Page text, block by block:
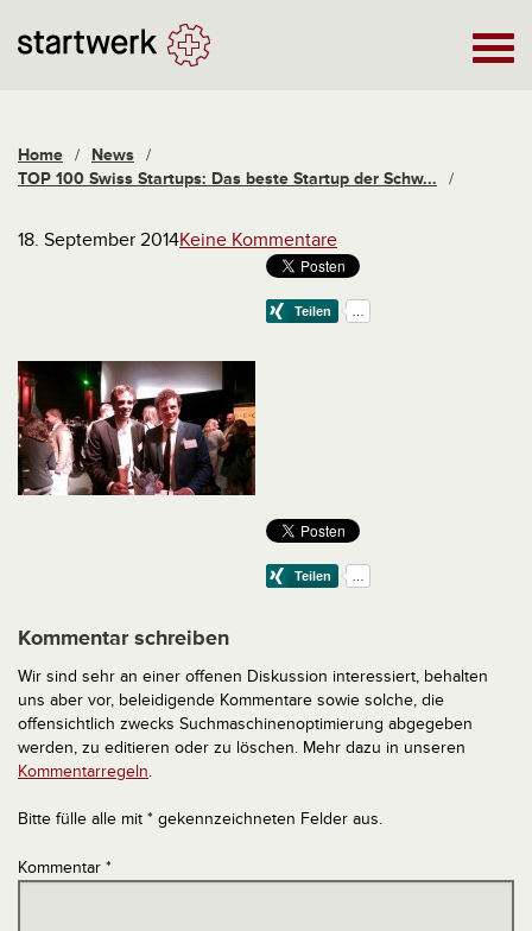
Home / News /
TOP 100 Swiss Startups: Das beste Startup der Schw...
/
18. September 2014Keine Kommentare
Kommentar schreiben
Wir sind sehr an einer offenen Diskussion interessiert, behalten
uns aber vor, beleidigende Kommentare sowie solche, die
offensichtlich zwecks Suchmaschinenoptimierung abgegeben
werden, zu editieren oder zu löschen. Mehr dazu in unseren
Kommentarregeln.
Bitte fülle alle mit * gekennzeichneten Felder aus.
Kommentar *